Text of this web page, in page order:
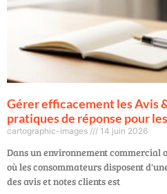
Gérer efficacement les Avis
pratiques de réponse pour
cartographic-images 14 juin 2026
Dans un environnement commercial
où les consommateurs disposent
des avis et notes clients est